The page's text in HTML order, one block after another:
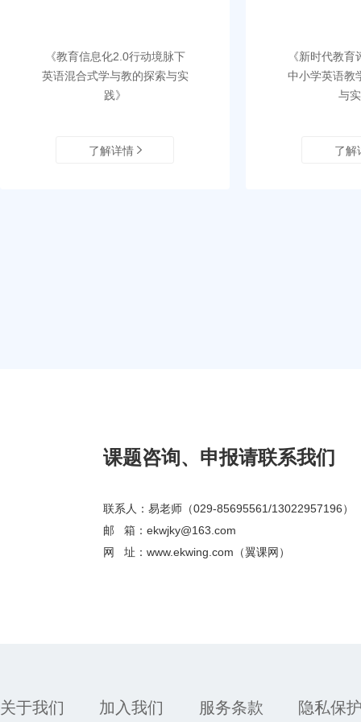
《教育信息化2.0行动境脉下
英语混合式学与教的探索与实
践》
了解详情
《新时代教
中小学英语教
与
了解
课题咨询、申报请联系我们
联系人：易老师（029-85695561/13022957196）
邮 箱：ekwjky@163.com
网 址：www.ekwing.com（翼课网）
关于我们 加入我们 服务条款 隐私保